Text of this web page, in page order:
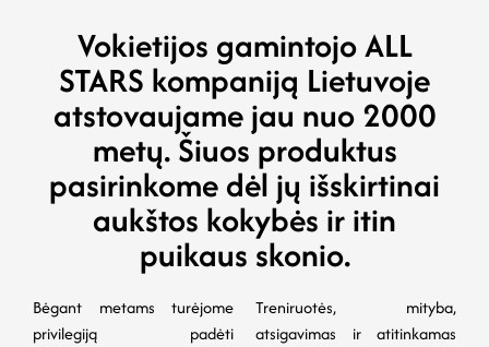
Vokietijos gamintojo ALL
STARS kompaniją Lietuvoje
atstovaujame jau nuo 2000
metų. Šiuos produktus
pasirinkome dėl jų išskirtinai
aukštos kokybės ir itin
puikaus skonio.
Bėgant metams turėjome
privilegiją padėti
Treniruotės, mityba,
atsigavimas ir atitinkamas